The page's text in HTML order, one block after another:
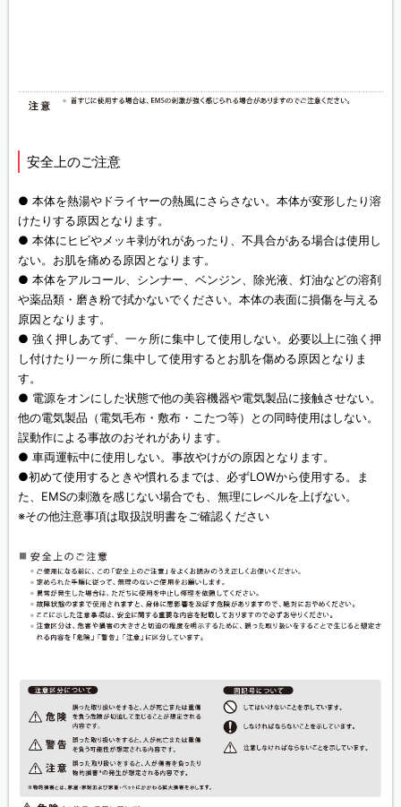
安全上のご注意
● 本体を熱湯やドライヤーの熱風にさらさない。本体が変形したり溶
けたりする原因となります。
● 本体にヒビやメッキ剥がれがあったり、不具合がある場合は使用し
ない。お肌を痛める原因となります。
● 本体をアルコール、シンナー、ベンジン、除光液、灯油などの溶剤
や薬品類・磨き粉で拭かないでください。本体の表面に損傷を与える
原因となります。
● 強く押しあてず、一ヶ所に集中して使用しない。必要以上に強く押
し付けたり一ヶ所に集中して使用するとお肌を傷める原因となりま
す。
● 電源をオンにした状態で他の美容機器や電気製品に接触させない。
他の電気製品（電気毛布・敷布・こたつ等）との同時使用はしない。
誤動作による事故のおそれがあります。
● 車両運転中に使用しない。事故やけがの原因となります。
●初めて使用するときや慣れるまでは、必ずLOWから使用する。ま
た、EMSの刺激を感じない場合でも、無理にレベルを上げない。
※その他注意事項は取扱説明書をご確認ください